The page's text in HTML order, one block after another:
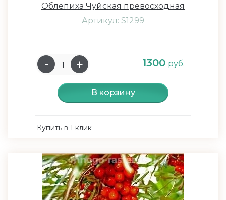
Облепиха Чуйская превосходная
Артикул: S1299
1300 руб.
В корзину
Купить в 1 клик